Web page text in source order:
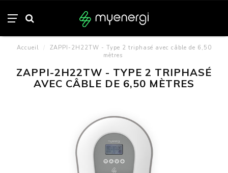
Accueil /
ZAPPI-2H22TW - Type 2 triphasé avec câble de 6,50
mètres
ZAPPI-2H22TW - TYPE 2 TRIPHASÉ
AVEC CÂBLE DE 6,50 MÈTRES